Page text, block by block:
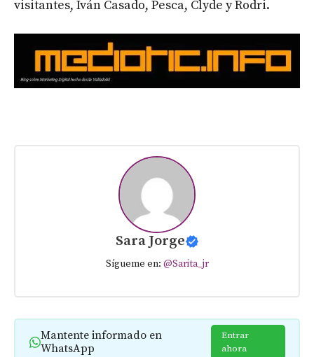
visitantes, Iván Casado, Pesca, Clyde y Rodri.
Sara Jorge
Sígueme en: @Sarita_jr
Mantente informado en
WhatsApp
Entrar
ahora